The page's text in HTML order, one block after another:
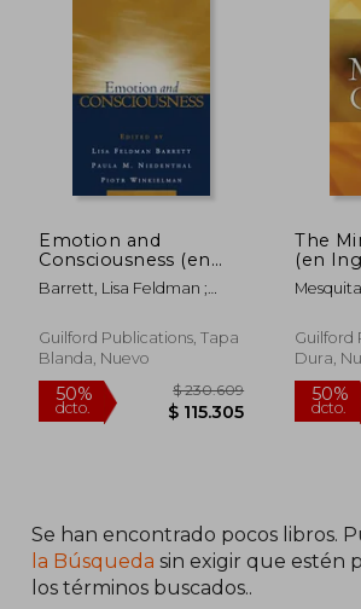
50%
dcto. $ 146.252
Emotion and
Consciousness (en
Inglés)
Barrett, Lisa Feldman ;
Winkielman, Piotr
Guilford Publications, Tapa
Blanda, Nuevo
The
(en
R.
Guilford
Dura,
Se han encontrado pocos libros.
la Búsqueda sin exigir que estén
los términos buscados..